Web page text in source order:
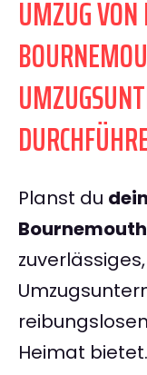
UMZUG
Planst du
Bournemouth
Heimat